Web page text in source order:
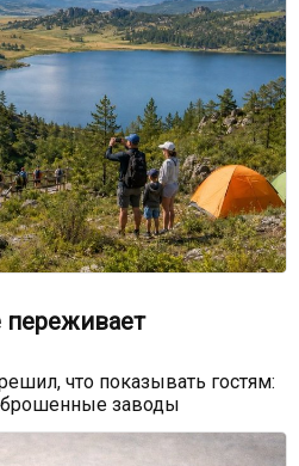
переживает
что показывать гостям:
заводы